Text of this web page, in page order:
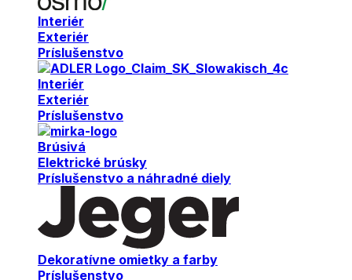
Interiér
Exteriér
Príslušenstvo
Interiér
Exteriér
Príslušenstvo
Brúsivá
Elektrické brúsky
Príslušenstvo a náhradné diely
Dekoratívne omietky a farby
Príslušenstvo